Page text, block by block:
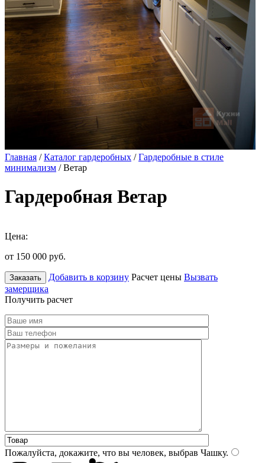
Главная /Каталог гардеробных /Гардеробные в стиле
минимализм / Ветар
Гардеробная Ветар
Цена:
от 150 000 руб.
Заказать Добавить в корзину Расчет цены Вызвать
замерщика
Получить расчет
Пожалуйста, докажите, что вы человек, выбрав Чашку.